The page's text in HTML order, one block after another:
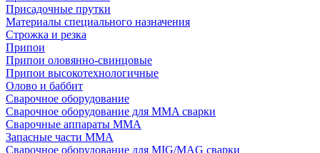
Присадочные прутки
Материалы специального назначения
Строжка и резка
Припои
Припои оловянно-свинцовые
Припои высокотехнологичные
Олово и баббит
Сварочное оборудование
Сварочное оборудование для MMA сварки
Сварочные аппараты MMA
Запасные части MMA
Сварочное оборудование для MIG/MAG сварки